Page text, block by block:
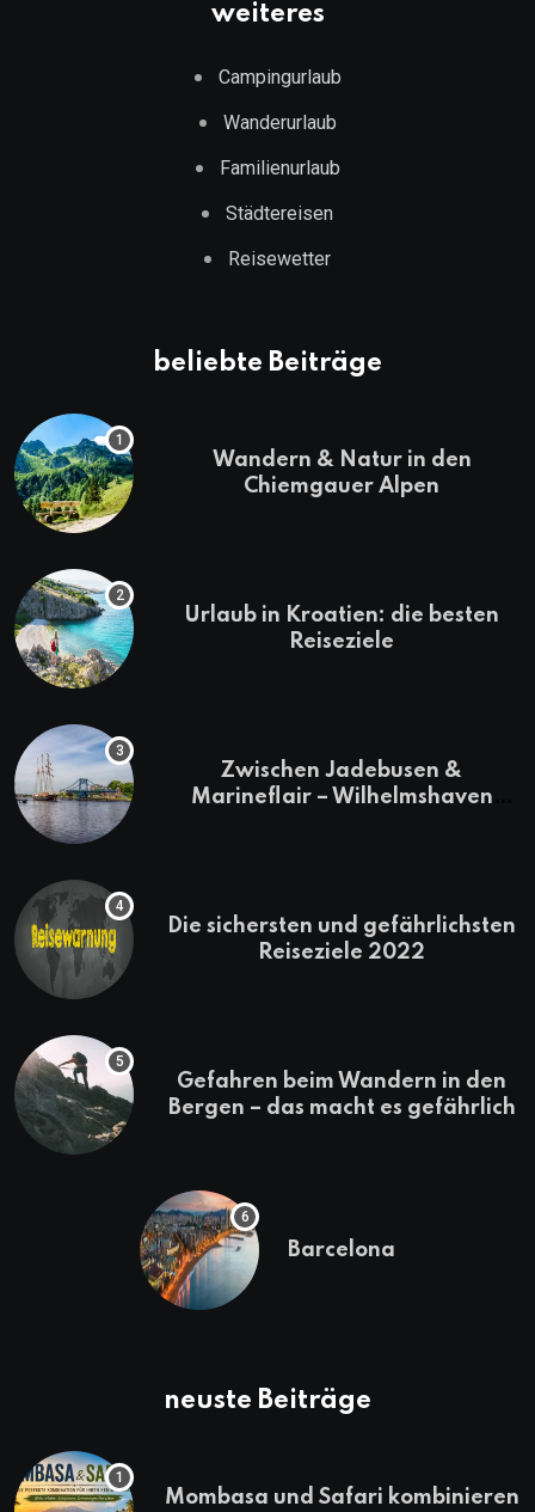
weiteres
Campingurlaub
Wanderurlaub
Familienurlaub
Städtereisen
Reisewetter
beliebte Beiträge
Wandern & Natur in den
Chiemgauer Alpen
Urlaub in Kroatien: die besten
Reiseziele
Zwischen Jadebusen &
Marineflair – Wilhelmshaven
Die sichersten und gefährlichsten
Reiseziele 2022
Gefahren beim Wandern in den
Bergen – das macht es gefährlich
Barcelona
neuste Beiträge
Mombasa und Safari kombinieren